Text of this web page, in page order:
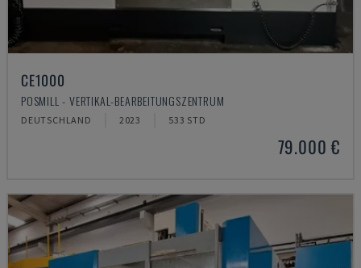
CE1000
POSMILL - VERTIKAL-BEARBEITUNGSZENTRUM
DEUTSCHLAND 2023 533 STD
79.000 €